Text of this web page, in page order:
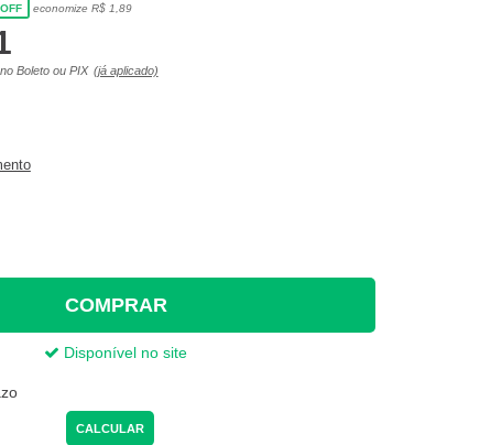
OFF economize R$ 1,89
no Boleto ou PIX (já aplicado)
COMPRAR
Disponível no site
CALCULAR